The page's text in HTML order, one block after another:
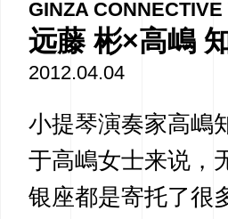
GINZA
远藤 彬×高嶋
2012.04.04
小提琴演奏家高嶋
于高嶋女士来说，
银座都是寄托了很